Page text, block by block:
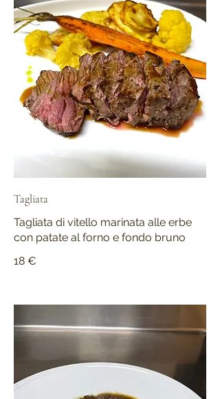
Tagliata
Tagliata di vitello marinata alle erbe
con patate al forno e fondo bruno
18 €